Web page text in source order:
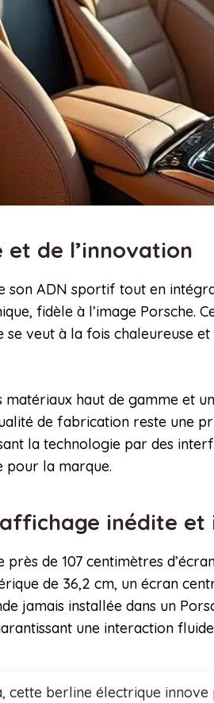
de l’innovation
ADN sportif tout en
fidèle à l’image Porsche.
veut à la fois chaleureuse
haut de gamme et
de fabrication reste une
la technologie par des
pour la marque.
inédite
de 107 centimètres
de 36,2 cm, un écran
jamais installée dans un
une interaction
cette berline électrique